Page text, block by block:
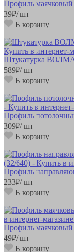
Профиль
39₽/ шт
В корзину
Штукатурка
589₽/ шт
В корзину
Профиль
309₽/ шт
В корзину
Профиль
233₽/ шт
В корзину
Профиль
49₽/ шт
В корзину